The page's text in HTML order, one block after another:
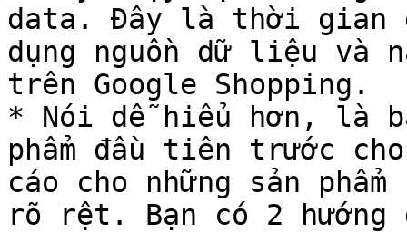
data. Đây là thời gian
dụng nguồn dữ liệu và
trên Google Shopping.
* Nói dễ hiểu hơn, là
phẩm đầu tiên trước
cáo cho những sản
rõ rệt. Bạn có 2